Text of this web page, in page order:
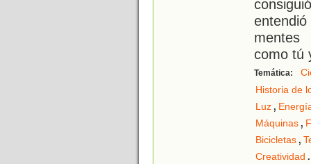
como tú
Temática:
Historia de
Luz,
Máquinas,
Bicicletas,
Creatividad .